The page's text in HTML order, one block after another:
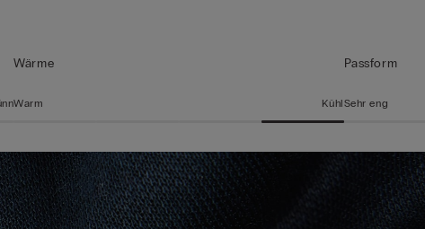
Wärme
Warm Kühl
Passform
Sehr eng